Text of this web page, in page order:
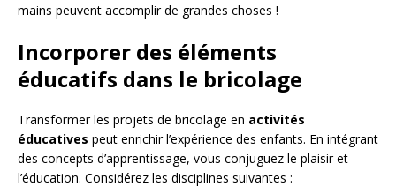
mains peuvent accomplir de grandes choses !
Incorporer des éléments
éducatifs dans le bricolage
Transformer les projets de bricolage en activités
éducatives peut enrichir l’expérience des enfants. En intégrant
des concepts d’apprentissage, vous conjuguez le plaisir et
l’éducation. Considérez les disciplines suivantes :